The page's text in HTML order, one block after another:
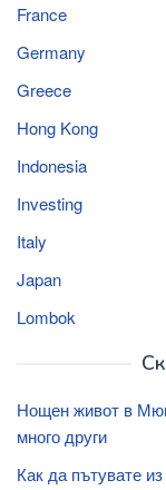
France
Germany
Greece
Hong Kong
Indonesia
Investing
Italy
Japan
Lombok
Нощен живот в
много други
Как да пътувате